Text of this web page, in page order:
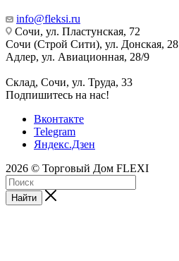
info@fleksi.ru
Сочи, ул. Пластунская, 72
Сочи (Строй Сити), ул. Донская, 28
Адлер, ул. Авиационная, 28/9
Склад, Сочи, ул. Труда, 33
Подпишитесь на нас!
Вконтакте
Telegram
Яндекс.Дзен
2026 © Торговый Дом FLEXI
Найти